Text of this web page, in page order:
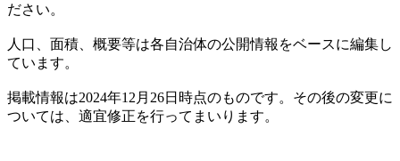
ださい。
人口、面積、概要等は各自治体の公開情報をベースに編集し
ています。
掲載情報は2024年12月26日時点のものです。その後の変更に
ついては、適宜修正を行ってまいります。